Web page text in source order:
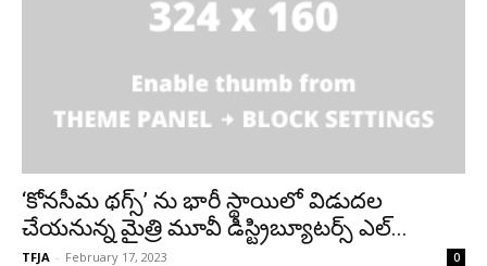
‘కోనసీమ థగ్స్’ ను భారీ స్థాయిలో విడుదల
చేయనున్న మైత్రి మూవీ డిస్ట్రిబ్యూటర్స్ ఎల్...
TFJA - February 17, 2023 0